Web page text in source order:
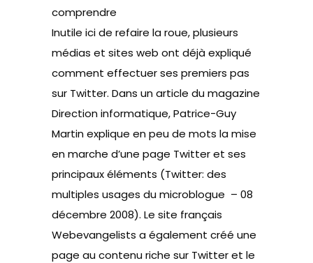
comprendre
Inutile ici de refaire la roue, plusieurs
médias et sites web ont déjà expliqué
comment effectuer ses premiers pas
sur Twitter. Dans un article du magazine
Direction informatique, Patrice-Guy
Martin explique en peu de mots la mise
en marche d’une page Twitter et ses
principaux éléments (Twitter: des
multiples usages du microblogue – 08
décembre 2008). Le site français
Webevangelists a également créé une
page au contenu riche sur Twitter et le